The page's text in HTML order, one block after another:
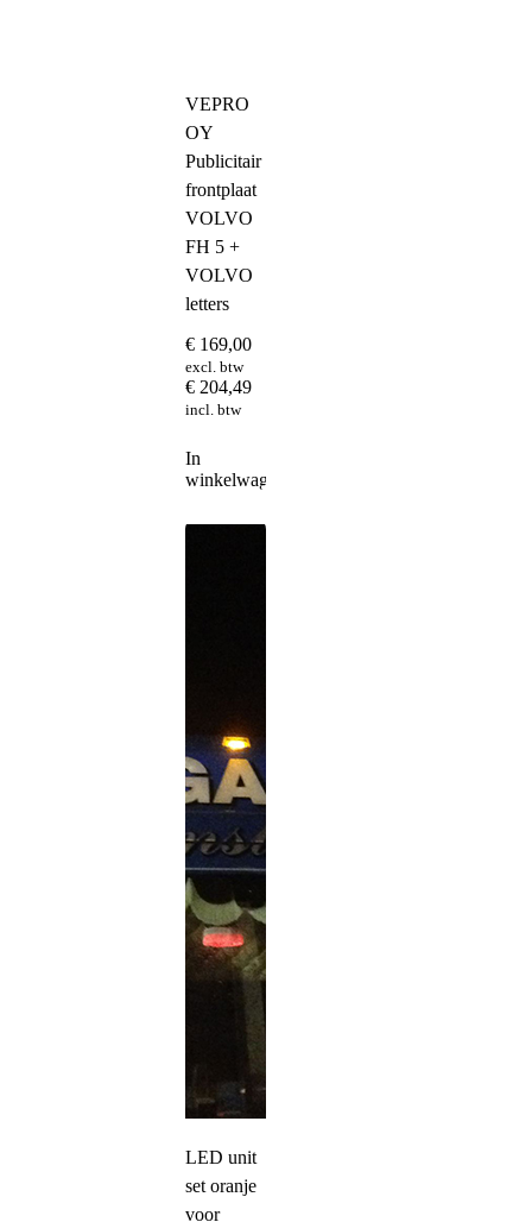
VEPRO
OY
Publicitair
frontplaat
VOLVO
FH 5 +
VOLVO
letters
€ 169,00
excl. btw
€ 204,49
incl. btw
In
winkelwagen
LED unit
set oranje
voor